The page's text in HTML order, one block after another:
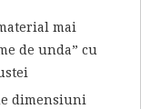
mai
de unda” cu
dimensiuni